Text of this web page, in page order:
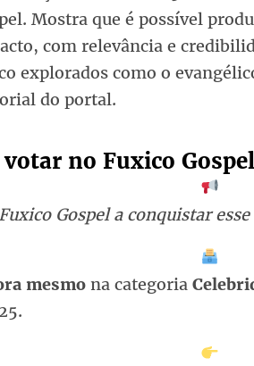
Mostra que é possível
com relevância e
explorados como o
do portal.
no Fuxico Gospel
Gospel a conquistar
mesmo na categoria